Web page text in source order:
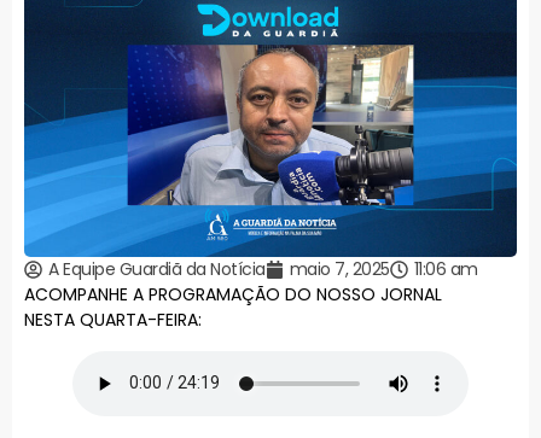
A Equipe Guardiã da Notícia maio 7, 2025
11:06 am
ACOMPANHE A PROGRAMAÇÃO DO NOSSO JORNAL
NESTA QUARTA-FEIRA: